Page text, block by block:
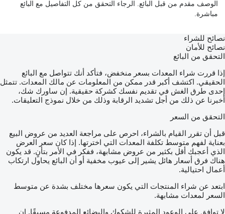
الوصف مقدم من قبل البائع. الرجاء التحقق من كل التفاصيل مع البائع
مباشرة.
نصائح للشراء
نصائح للأمان
التحقق من البائع
إذا قررت شراء المعدات بسعر منخفض، فتأكد أنك تتواصل مع البائع
الحقيقي. اكتشف أكبر قدر ممكن من المعلومات عن مالك المعدات. تتمثل
إحدى طرق الغش في تقديم نفسك كشركة حقيقية. إن ساورك شك،
أخبرنا عن ذلك من أجل تشديد الرقابة وذلك من خلال نموذج التعليقات.
التحقق من السعر
قبل أن تقرر القيام بالشراء، احرص على مراجعة العديد من عروض البيع
بعناية لفهم متوسط تكلفة المعدات التي اخترتها. إذا كان سعر العرض
الذي أعجبك أقل بكثير من عروض مشابهة، ففكر في الأمر بتأنٍ. قد يكون
هناك فرق أسعار هائل يشير إلى عيوب مخفية أو أن البائع يحاول ارتكاب
أعمال احتيالية.
ابتعد عن شراء المنتجات التي يكون سعرها مختلف بشدة عن متوسط
السعر لمعدات مشابهة.
لا توافق على الوعود المثيرة للشكوك والبضائع المدفوعة مسبقًا. إن